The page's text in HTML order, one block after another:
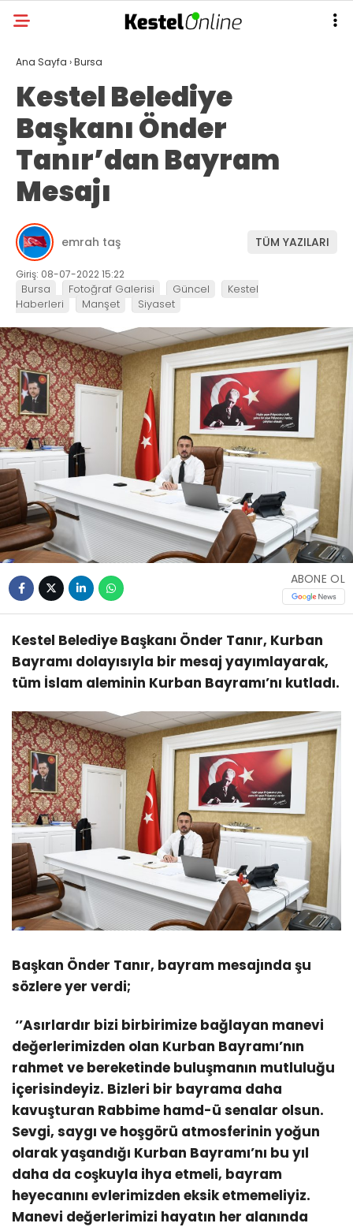
Ana Sayfa ›Bursa
Kestel Belediye
Başkanı Önder
Tanır’dan Bayram
Mesajı
emrah taş TÜM YAZILARI
Giriş: 08-07-2022 15:22
Bursa Fotoğraf Galerisi Güncel
Kestel
Haberleri
Manşet Siyaset
ABONE OL
Kestel Belediye Başkanı Önder Tanır, Kurban
Bayramı dolayısıyla bir mesaj yayımlayarak,
tüm İslam aleminin Kurban Bayramı’nı kutladı.
Başkan Önder Tanır, bayram mesajında şu
sözlere yer verdi;
‘’Asırlardır bizi birbirimize bağlayan manevi
değerlerimizden olan Kurban Bayramı’nın
rahmet ve bereketinde buluşmanın mutluluğu
içerisindeyiz. Bizleri bir bayrama daha
kavuşturan Rabbime hamd-ü senalar olsun.
Sevgi, saygı ve hoşgörü atmosferinin yoğun
olarak yaşandığı Kurban Bayramı’nı bu yıl
daha da coşkuyla ihya etmeli, bayram
heyecanını evlerimizden eksik etmemeliyiz.
Manevi değerlerimizi hayatın her alanında